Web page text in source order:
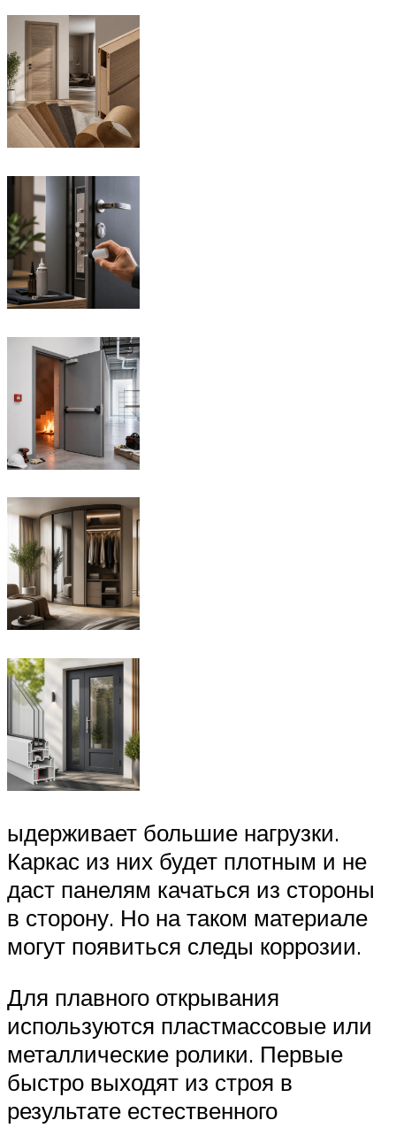
ыдерживает большие нагрузки.
Каркас из них будет плотным и не
даст панелям качаться из стороны
в сторону. Но на таком материале
могут появиться следы коррозии.
Для плавного открывания
используются пластмассовые или
металлические ролики. Первые
быстро выходят из строя в
результате естественного